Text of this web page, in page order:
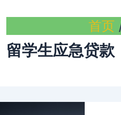
首页
留学生应急贷款